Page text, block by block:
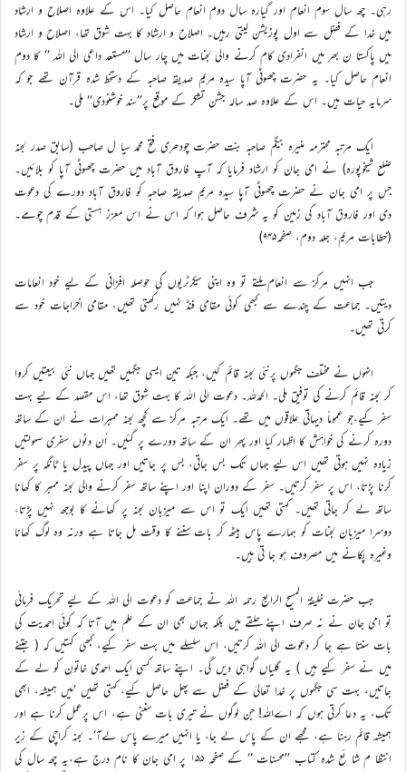
رہی۔ چھ سال سوم انعام اور گیارہ سال دوم انعام حاصل کیا۔ اس کے علاوہ اصلاح و ارشاد
میں خدا کے فضل سے اول پوزیشن لیتی رہیں۔ اصلاح و ارشاد کا بہت شوق تھا، اصلاح و ارشاد
میں پاکستا ن بھر میں انفرادی کام کرنے والی لجنات میں چار سال ’’مستعد داعی الی اللہ ‘‘ کا دوم
انعام حاصل کیا۔ یہ حضرت چھوٹی آپا سیدہ مریم صدیقہ صاحبہ کے دستخط شدہ قرآن تھے جو کہ
سرمایہ حیات ہیں۔ اس کے علاوہ صد سالہ جشن تشکر کے موقع پر’’سند خوشنودی‘‘ ملی۔
ایک مرتبہ محترمہ منیرہ بیگم صاحبہ بنت حضرت چودھری فتح محمد سیا ل صاحب (سابق صدر لجنہ
ضلع شیخوپورہ) نے امی جان کو ارشاد فرمایا کہ آپ فاروق آباد میں حضرت چھوٹی آپا کو بلائیں۔
جس پر امی جان نے حضرت چھوٹی آپا سیدہ مریم صدیقہ صاحبہ کو فاروق آباد دورے کی دعوت
دی اور فاروق آباد کی زمین کو یہ شرف حاصل ہوا کہ اس نے اس معزز ہستی کے قدم چومے۔
(خطابات مریم، جلد دوم، صفحہ۹۴۵)
جب انہیں مرکز سے انعام ملتے تو وہ اپنی سیکرٹریوں کی حوصلہ افزائی کے لیے خود انعامات
دیتیں۔ جماعت کے چندے سے کبھی کوئی مقامی فنڈ نہیں رکھتی تھیں، مقامی اخراجات خود سے
کرتی تھیں۔
انہوں نے مختلف جگہوں پرنئی لجنہ قائم کیں، جبکہ تین ایسی جگہیں تھیں جہاں نئی بیعتیں کروا
کر لجنہ قائم کرنے کی توفیق ملی۔ الحمدللہ۔ دعوت الی اللہ کا بہت شوق تھا، اس مقصد کے لیے بہت
سفر کیے،جو عموماً دیہاتی علاقوں میں تھے۔ ایک مرتبہ مرکز سے کچھ لجنہ ممبرات نے ان کے ساتھ
دورہ کرنے کی خواہش کا اظہار کیا اور پھر ان کے ساتھ دورے پر گئیں۔ اُن دنوں سفری سہولتیں
زیادہ نہیں ہوتی تھیں اس لیے جہاں تک بس جاتی، بس پر جاتیں اور جہاں پیدل یا ٹانگہ پر سفر
کرنا پڑتا، اس پر سفر کرتیں۔ سفر کے دوران اپنا اور اپنے ساتھ سفر کرنے والی لجنہ ممبر کا کھانا
ساتھ لے کر جاتی تھیں۔ کہتی تھیں ایک تو اس سے میزبان لجنہ پر کھانے کا بوجھ نہیں پڑتا،
دوسرا میزبان لجنات کو ہمارے پاس بیٹھ کر بات سننے کا وقت مل جاتا ہے ورنہ وہ لوگ کھانا
وغیرہ پکانے میں مصروف ہو جا تی ہیں۔
جب حضرت خلیفۃ المسیح الرابع رحمہ اللہ نے جماعت کو دعوت الی اللہ کے لیے تحریک فرمائی
تو امی جان نے نہ صرف اپنے حلقے میں بلکہ جہاں بھی ان کے علم میں آتا کہ کوئی احمدیت کی
بات سنتا ہے جا کر دعوت الی اللہ کرتیں، اس سلسلے میں بہت سفر کیے، کبھی کہتیں کہ ( جتنے
میں نے سفر کیے ہیں ) یہ گلیاں گواہی دیں گی۔ اپنے ساتھ کسی ایک احمدی خاتون کو لے کے
جاتیں، بہت سی جگہوں پر خدا تعالیٰ کے فضل سے پھل حاصل کیے، کہتی تھیں ’میں ہمیشہ، ابھی
تک، یہ دعا کرتی ہوں کہ اےاللہ! جن لوگوں نے تیری بات سننی ہے، اس پرعمل کرنا ہے اور
ہمیشہ قائم رہنا ہے، مجھے ان کے پاس لے جا، یا انہیں میرے پاس لےآ‘۔ لجنہ کراچی کے زیر
انتظا م شا ئع شدہ کتاب ’’محسنات ‘‘ کے صفحہ ۱۵۵ پر امی جان کا نام درج ہے،یہ چھ سال کی